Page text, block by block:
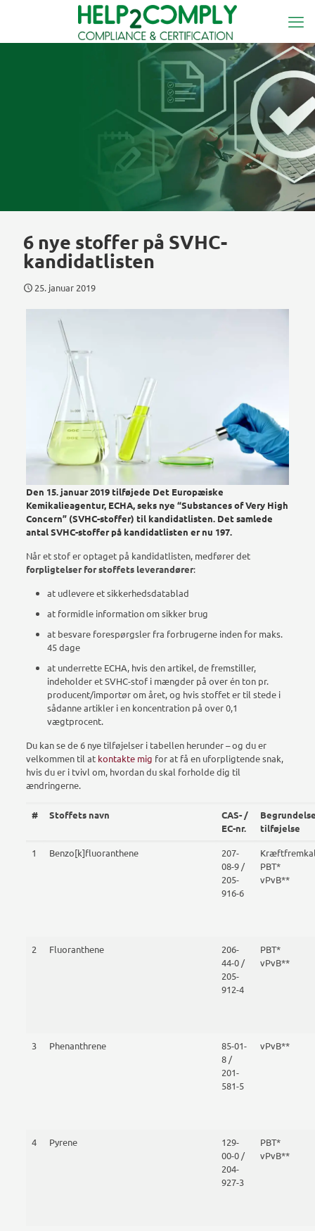
6 nye stoffer på SVHC-
kandidatlisten
25. januar 2019
Den 15. januar 2019 tilføjede Det Europæiske
Kemikalieagentur, ECHA, seks nye “Substances of Very High
Concern” (SVHC-stoffer) til kandidatlisten. Det samlede
antal SVHC-stoffer på kandidatlisten er nu 197.
Når et stof er optaget på kandidatlisten, medfører det
forpligtelser for stoffets leverandører:
at udlevere et sikkerhedsdatablad
at formidle information om sikker brug
at besvare forespørgsler fra forbrugerne inden for maks.
45 dage
at underrette ECHA, hvis den artikel, de fremstiller,
indeholder et SVHC-stof i mængder på over én ton pr.
producent/importør om året, og hvis stoffet er til stede i
sådanne artikler i en koncentration på over 0,1
vægtprocent.
Du kan se de 6 nye tilføjelser i tabellen herunder – og du er
velkommen til at kontakte mig for at få en uforpligtende snak,
hvis du er i tvivl om, hvordan du skal forholde dig til
ændringerne.
# Stoffets navn
CAS- /
EC-nr.
tilføjelse
1 Benzo[k]fluoranthene
207-
08-9 /
205-
916-6
PBT*
vPvB**
2 Fluoranthene
206-
44-0 /
205-
912-4
PBT*
vPvB**
3 Phenanthrene
85-01-
8 /
201-
581-5
vPvB**
4 Pyrene
129-
00-0 /
204-
927-3
PBT*
vPvB**